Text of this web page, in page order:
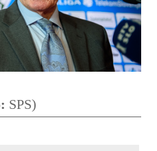
SPS)